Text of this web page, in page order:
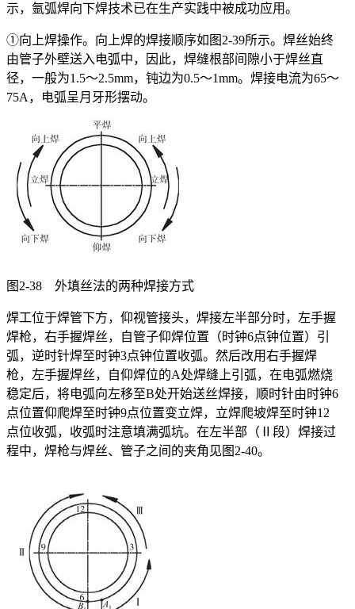
示，氩弧焊向下焊技术已在生产实践中被成功应用。
①向上焊操作。向上焊的焊接顺序如图2-39所示。焊丝始终
由管子外壁送入电弧中，因此，焊缝根部间隙小于焊丝直
径，一般为1.5～2.5mm，钝边为0.5～1mm。焊接电流为65～
75A，电弧呈月牙形摆动。
图2-38 外填丝法的两种焊接方式
焊工位于焊管下方，仰视管接头，焊接左半部分时，左手握
焊枪，右手握焊丝，自管子仰焊位置（时钟6点钟位置）引
弧，逆时针焊至时钟3点钟位置收弧。然后改用右手握焊
枪，左手握焊丝，自仰焊位的A处焊缝上引弧，在电弧燃烧
稳定后，将电弧向左移至B处开始送丝焊接，顺时针由时钟6
点位置仰爬焊至时钟9点位置变立焊，立焊爬坡焊至时钟12
点位收弧，收弧时注意填满弧坑。在左半部（Ⅱ段）焊接过
程中，焊枪与焊丝、管子之间的夹角见图2-40。